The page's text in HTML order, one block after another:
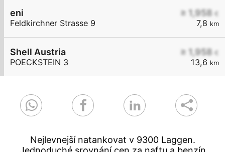
≥ 1,958 €
7,8 km
eni
Feldkirchner Strasse 9
≥ 1,958 €
13,6 km
Shell Austria
POECKSTEIN 3
Nejlevnejší natankovat v 9300 Laggen.